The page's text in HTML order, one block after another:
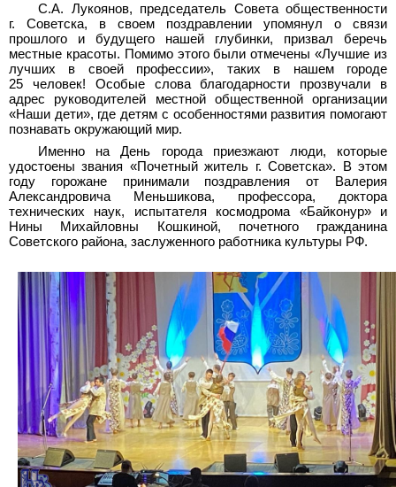
С.А. Лукоянов, председатель Совета общественности
г. Советска, в своем поздравлении упомянул о связи
прошлого и будущего нашей глубинки, призвал беречь
местные красоты. Помимо этого были отмечены «Лучшие из
лучших в своей профессии», таких в нашем городе
25 человек! Особые слова благодарности прозвучали в
адрес руководителей местной общественной организации
«Наши дети», где детям с особенностями развития помогают
познавать окружающий мир.
Именно на День города приезжают люди, которые
удостоены звания «Почетный житель г. Советска». В этом
году горожане принимали поздравления от Валерия
Александровича Меньшикова, профессора, доктора
технических наук, испытателя космодрома «Байконур» и
Нины Михайловны Кошкиной, почетного гражданина
Советского района, заслуженного работника культуры РФ.